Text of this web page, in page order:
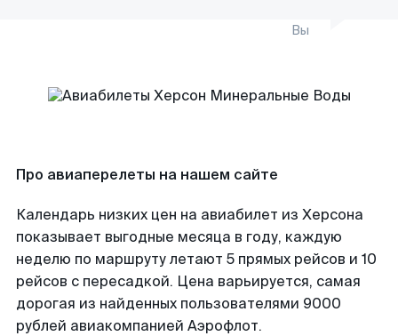
Вы
Про авиаперелеты на нашем сайте
Календарь низких цен на авиабилет из Херсона
показывает выгодные месяца в году, каждую
неделю по маршруту летают 5 прямых рейсов и 10
рейсов с пересадкой. Цена варьируется, самая
дорогая из найденных пользователями 9000
рублей авиакомпанией Аэрофлот.